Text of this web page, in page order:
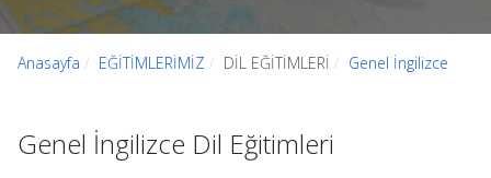
Anasayfa EĞİTİMLERİMİZ DİL EĞİTİMLERİ Genel İngilizce
Genel İngilizce Dil Eğitimleri